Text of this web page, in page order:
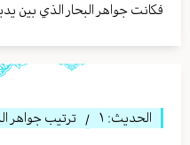
فكانت جواهر البحار الذي بين
الحديث: ١ / ترتيب جواهر